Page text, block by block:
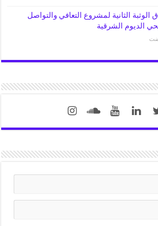
الوثبة الثانية لمشروع التعافي والتواصل
الديوم الشرقية